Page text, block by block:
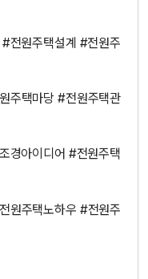
전원주택설계 #전원주
주택마당 #전원주택관
경아이디어 #전원주택
원주택노하우 #전원주